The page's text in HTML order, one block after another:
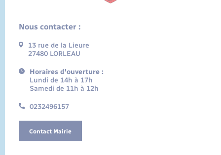
Nous contacter :
13 rue de la Lieure
27480 LORLEAU
Horaires d'ouverture :
Lundi de 14h à 17h
Samedi de 11h à 12h
0232496157
Contact Mairie